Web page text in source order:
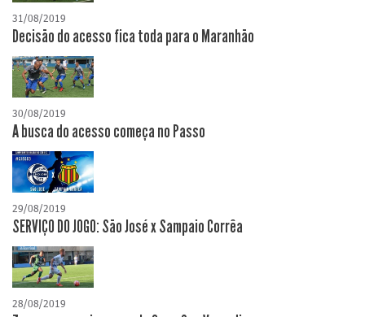
31/08/2019
Decisão do acesso fica toda para o Maranhão
30/08/2019
A busca do acesso começa no Passo
29/08/2019
SERVIÇO DO JOGO: São José x Sampaio Corrêa
28/08/2019